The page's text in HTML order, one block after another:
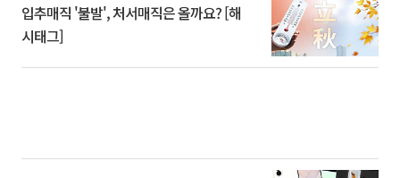
입추매직 '불발', 처서매직은 올까요? [해
시태그]